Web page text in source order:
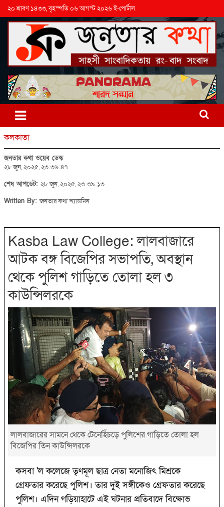
২০ শ্রাবণ ১৪৩৩, বৃহস্পতি ০৬ আগস্ট ২০২৬ ই-পোর্টাল
কলকাতা
জনতার কথা ওয়েব ডেস্ক
২৮ জুন, ২০২৫, ২৩:৩৬:৪৭
শেষ আপডেট: ২৮ জুন, ২০২৫, ২৩:৩৯:১৩
Written By:জনতার কথা অ্যাডমিন
Kasba Law College: লালবাজারে
আটক বঙ্গ বিজেপির সভাপতি, অবস্থান
থেকে পুলিশ গাড়িতে তোলা হল ৩
কাউন্সিলরকে
লালবাজারের সামনে থেকে টেনেহিঁচড়ে পুলিশের গাড়িতে তোলা হল
বিজেপির তিন কাউন্সিলরকে
কসবা 'ল কলেজে তৃণমূল ছাত্র নেতা মনোজিৎ মিশ্রকে
গ্রেফতার করেছে পুলিশ। তার দুই সঙ্গীকেও গ্রেফতার করেছে
পুলিশ। এদিন গড়িয়াহাটে এই ঘটনার প্রতিবাদে বিক্ষোভ